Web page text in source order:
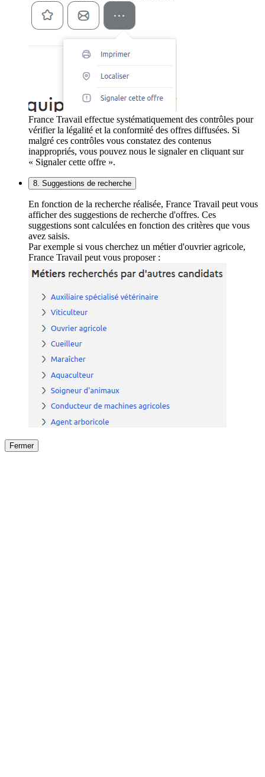
France Travail effectue systématiquement des contrôles pour
vérifier la légalité et la conformité des offres diffusées. Si
malgré ces contrôles vous constatez des contenus
inappropriés, vous pouvez nous le signaler en cliquant sur
« Signaler cette offre ».
8. Suggestions de recherche
En fonction de la recherche réalisée, France Travail peut vous
afficher des suggestions de recherche d'offres. Ces
suggestions sont calculées en fonction des critères que vous
avez saisis.
Par exemple si vous cherchez un métier d'ouvrier agricole,
France Travail peut vous proposer :
Fermer